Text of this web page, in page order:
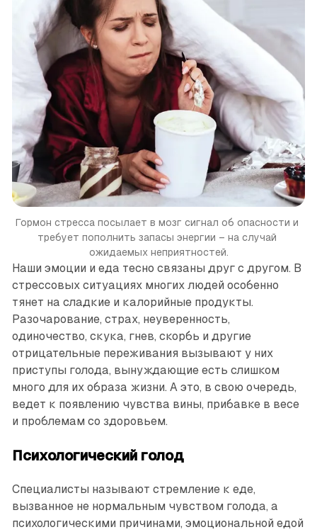
Гормон стресса посылает в мозг сигнал об опасности и
требует пополнить запасы энергии – на случай
ожидаемых неприятностей.
Наши эмоции и еда тесно связаны друг с другом. В
стрессовых ситуациях многих людей особенно
тянет на сладкие и калорийные продукты.
Разочарование, страх, неуверенность,
одиночество, скука, гнев, скорбь и другие
отрицательные переживания вызывают у них
приступы голода, вынуждающие есть слишком
много для их образа жизни. А это, в свою очередь,
ведет к появлению чувства вины, прибавке в весе
и проблемам со здоровьем.
Психологический голод
Специалисты называют стремление к еде,
вызванное не нормальным чувством голода, а
психологическими причинами, эмоциональной едой